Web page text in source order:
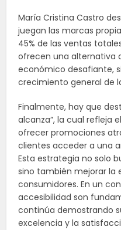
María Cristina Castro
juegan las marcas
45% de las ventas
ofrecen una alternativa
económico desafiante,
crecimiento general de
Finalmente, hay que
alcanza”, la cual refleja
ofrecer promociones
clientes acceder a una
Esta estrategia no solo
sino también mejorar la
consumidores. En un
accesibilidad son
continúa demostrando
excelencia y la